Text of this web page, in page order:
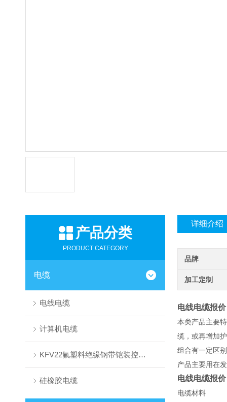
产品分类
PRODUCT CATEGORY
电缆
电线电缆
计算机电缆
KFV22氟塑料绝缘钢带铠装控制电缆
硅橡胶电缆
详细介绍
品牌
加工定制
电线电缆报价
本类产品主要
缆，或再增加
组合有一定区
产品主要用在
电线电缆报价
电缆材料